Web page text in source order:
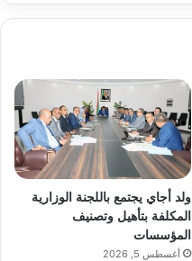
ولد أجاي يجتمع باللجنة الوزارية
المكلفة بتأهيل وتصنيف
المؤسسات
أغسطس 5, 2026